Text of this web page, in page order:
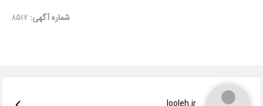
شماره آگهی: 8517